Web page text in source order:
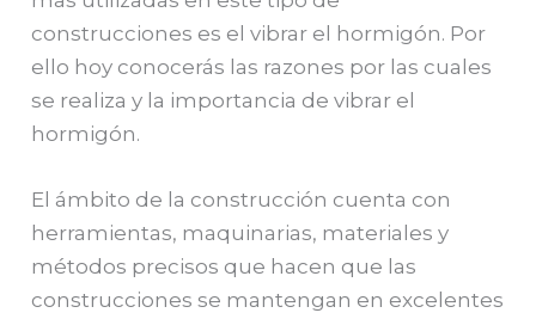
construcciones es el vibrar el hormigón. Por
ello hoy conocerás las razones por las cuales
se realiza y la importancia de vibrar el
hormigón.
El ámbito de la construcción cuenta con
herramientas, maquinarias, materiales y
métodos precisos que hacen que las
construcciones se mantengan en excelentes